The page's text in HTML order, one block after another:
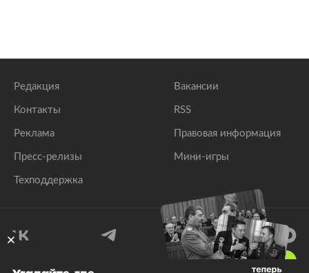
Редакция
Контакты
Реклама
Пресс-релизы
Техподдержка
Вакансии
RSS
Правовая информация
Мини-игры